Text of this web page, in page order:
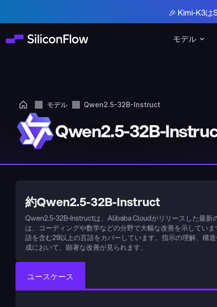
モデル
🎉 Kimi-K3
モデル Qwen2.5-32B-Instruct
Qwen2.5-32B-
約Qwen2.5-32B-Instruct
Qwen2.5-32B-Instructは、Alibaba Cloudがリリースした最新
は、コーディングや数学などの分野で大幅な改善を示してい
語を含む29以上の言語をカバーしています。指示の理解、構
成において、顕著な改善が見られます。
ユースケース